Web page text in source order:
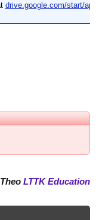
Theo LTTK Education